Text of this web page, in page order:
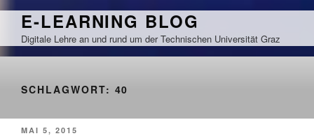
Zum
springen
E-LEARNING BLOG
Digitale Lehre an und rund um der Technischen Universität Graz
SCHLAGWORT: 40
VERÖFFENTLICHT
MAI 5, 2015